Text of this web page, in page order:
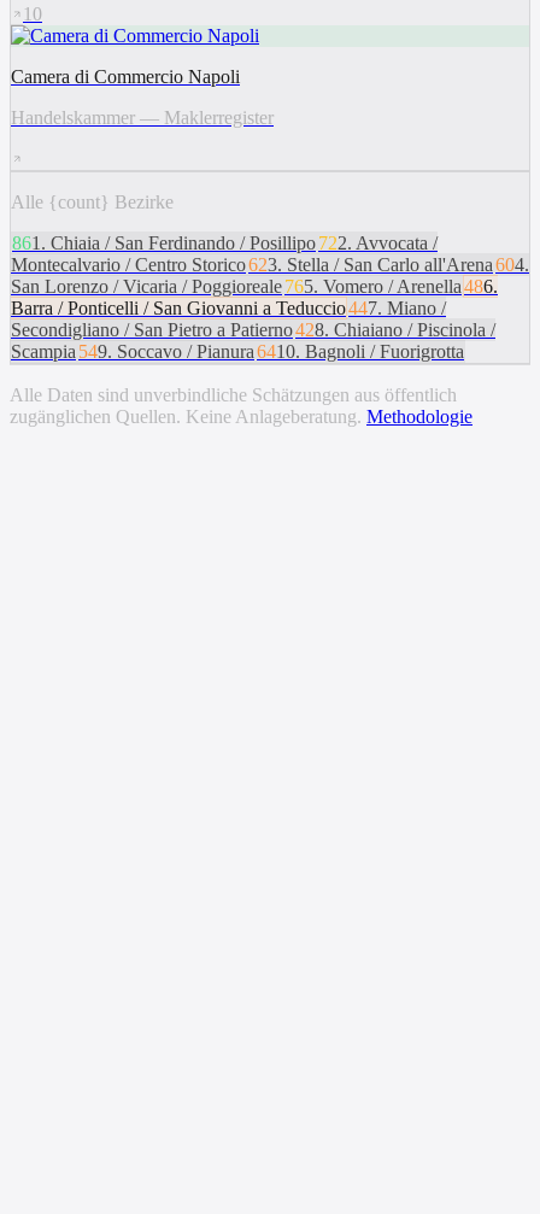
10
Camera di Commercio Napoli
Handelskammer — Maklerregister
Alle {count} Bezirke
861 . Chiaia / San Ferdinando / Posillipo722. Avvocata /
Montecalvario / Centro Storico623. Stella / San Carlo all'Arena604.
San Lorenzo / Vicaria / Poggioreale765. Vomero / Arenella486.
Barra / Ponticelli / San Giovanni a Teduccio447. Miano /
Secondigliano / San Pietro a Patierno428. Chiaiano / Piscinola /
Scampia 549. Soccavo / Pianura6410. Bagnoli / Fuorigrotta
Alle Daten sind unverbindliche Schätzungen aus öffentlich
zugänglichen Quellen. Keine Anlageberatung. Methodologie